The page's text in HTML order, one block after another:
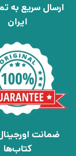
ارسال سریع به
ایران
ضمانت
کتاب‌ها